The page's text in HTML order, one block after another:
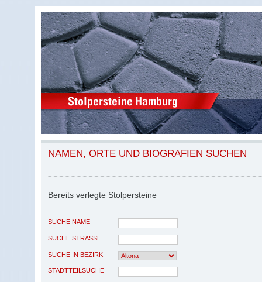
NAMEN, ORTE UND BIOGRAFIEN SUCHEN
Bereits verlegte Stolpersteine
SUCHE NAME
SUCHE STRASSE
SUCHE IN BEZIRK
STADTTEILSUCHE